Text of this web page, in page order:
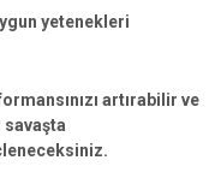
yetenekleri
artırabilir ve
.